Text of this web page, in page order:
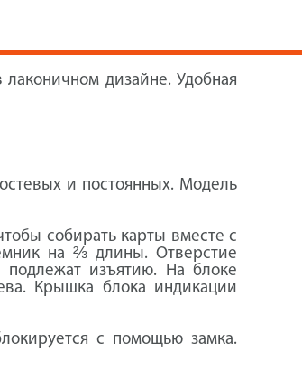
дизайне. Удобная
и постоянных. Модель
собирать карты вместе с
на ⅔ длины. Отверстие
изъятию. На блоке
Крышка блока индикации
с помощью замка.